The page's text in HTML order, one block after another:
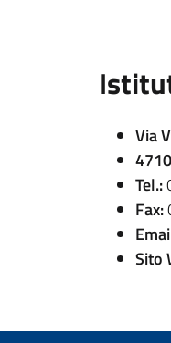
Via
Tel.:
Fax:
Sito